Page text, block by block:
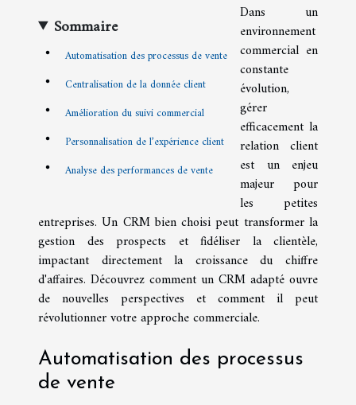
Sommaire
Automatisation des processus de vente
Centralisation de la donnée client
Amélioration du suivi commercial
Personnalisation de l’expérience client
Analyse des performances de vente
Dans un
environnement
commercial en
constante
évolution,
gérer
efficacement la
relation client
est un enjeu
majeur pour
les petites
entreprises. Un CRM bien choisi peut transformer la
gestion des prospects et fidéliser la clientèle,
impactant directement la croissance du chiffre
d'affaires. Découvrez comment un CRM adapté ouvre
de nouvelles perspectives et comment il peut
révolutionner votre approche commerciale.
Automatisation des processus
de vente